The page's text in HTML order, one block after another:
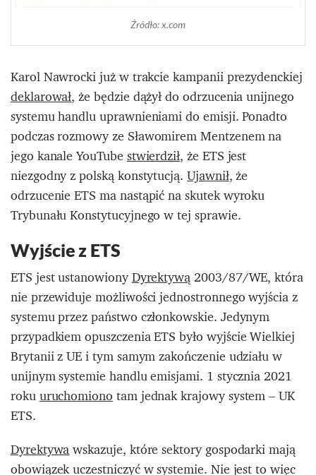
Źródło: x.com
Karol Nawrocki już w trakcie kampanii prezydenckiej
deklarował, że będzie dążył do odrzucenia unijnego
systemu handlu uprawnieniami do emisji. Ponadto
podczas rozmowy ze Sławomirem Mentzenem na
jego kanale YouTubestwierdził, że ETS jest
niezgodny z polską konstytucją.Ujawnił, że
odrzucenie ETS ma nastąpić na skutek wyroku
Trybunału Konstytucyjnego w tej sprawie.
Wyjście z ETS
ETS jest ustanowionyDyrektywą2003/87/WE, która
nie przewiduje możliwości jednostronnego wyjścia z
systemu przez państwo członkowskie. Jedynym
przypadkiem opuszczenia ETS było wyjście Wielkiej
Brytanii z UE i tym samym zakończenie udziału w
unijnym systemie handlu emisjami. 1 stycznia 2021
rokuuruchomionotam jednak krajowy system – UK
ETS.
Dyrektywawskazuje, które sektory gospodarki mają
obowiązek uczestniczyć w systemie. Nie jest to więc